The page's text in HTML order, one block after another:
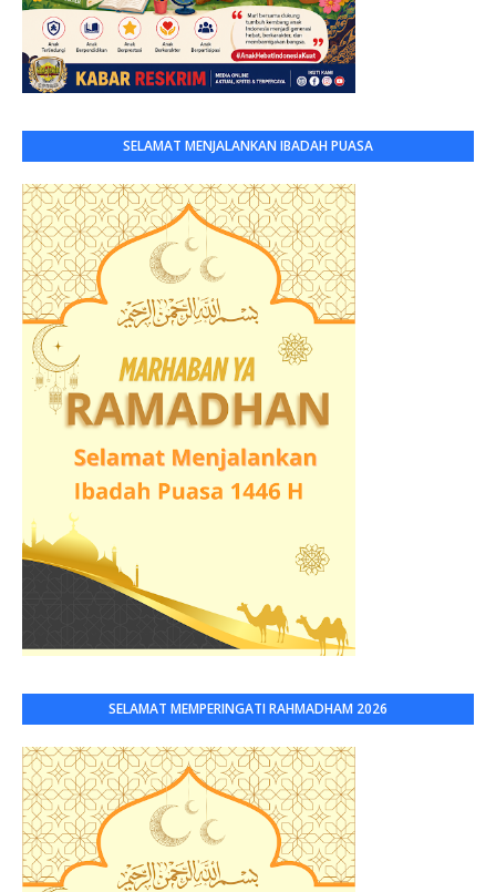
SELAMAT MENJALANKAN IBADAH PUASA
SELAMAT MEMPERINGATI RAHMADHAM 2026